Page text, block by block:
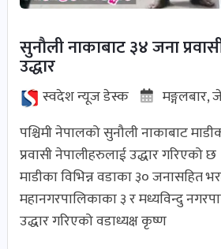
खबर
पोष्ट
धर्म-
वन-
सुनाैली नाकाबाट ३४ जना
उद्धार
स्वदेश न्यूज डेस्क
मङ्गलबार,
पश्चिमी नेपालको सुनौली नाकाबाट
प्रवासी नेपालीहरुलाई उद्धार गरिएको
माडीका विभिन्न वडाका ३० जनासहित
महानगरपालिकाका ३ र मध्यविन्दु
उद्धार गरिएको वडाध्यक्ष कृष्ण